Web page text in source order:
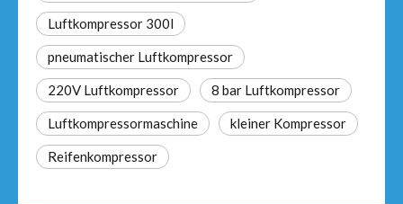
Luftkompressor 300l
pneumatischer Luftkompressor
220V Luftkompressor 8 bar Luftkompressor
Luftkompressormaschine kleiner Kompressor
Reifenkompressor